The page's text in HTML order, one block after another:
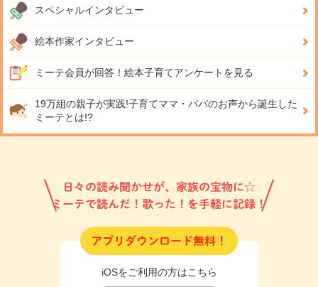
スペシャルインタビュー
絵本作家インタビュー
ミーテ会員が回答！ 絵本子育てアンケートを見る
19万組の親子が実践!子育てママ・パパのお声から誕生した
ミーテとは!?
日々の読み聞かせが、家族の宝物に☆
ミーテで読んだ！歌った！を手軽に記録！
アプリダウンロード無料！
iOSをご利用の方はこちら